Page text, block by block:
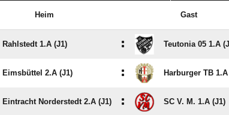
Heim Gast
Rahlstedt 1.A (J1) : Teutonia 05 1.A
Eimsbüttel 2.A (J1) : Harburger TB
Eintracht Norderstedt 2.A (J1) : SC V. M. 1.A (J1)